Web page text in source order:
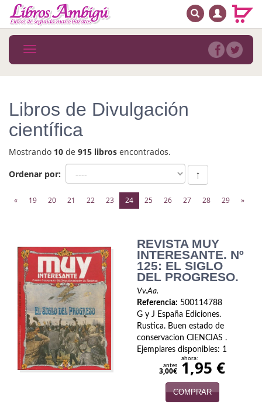
MENÚ PRINCIPAL
Novedades
MATERIAS
Astrología. Ocultismo
Biografías
Ciencia ficción
Cine
Cocina
Cómic
BUSCAR
Toggle
navigation
Libros de Divulgación
científica
Mostrando 10 de 915 libros encontrados.
Ordenar por:
↑
« 19 20 21 22 23 24(current)
25 26 27 28 29 »
REVISTA MUY
INTERESANTE. Nº
125: EL SIGLO
DEL PROGRESO.
Vv.Aa.
Referencia: 500114788
G y J España Ediciones.
Rustica. Buen estado de
conservacion CIENCIAS .
Ejemplares disponibles: 1
antes
3,00€
ahora:
1,95 €
COMPRAR